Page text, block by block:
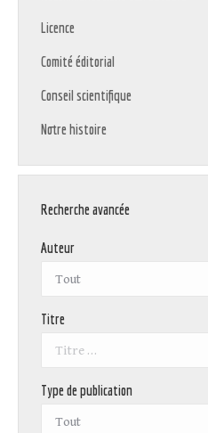
Licence
Comité éditorial
Conseil scientifique
Notre histoire
Recherche avancée
Auteur
Titre
Type de publication